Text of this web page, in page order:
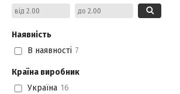
Наявність
В наявності 7
Країна виробник
Україна 16